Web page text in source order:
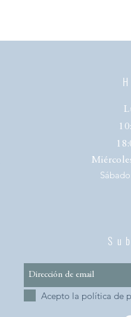
Acepto la política de